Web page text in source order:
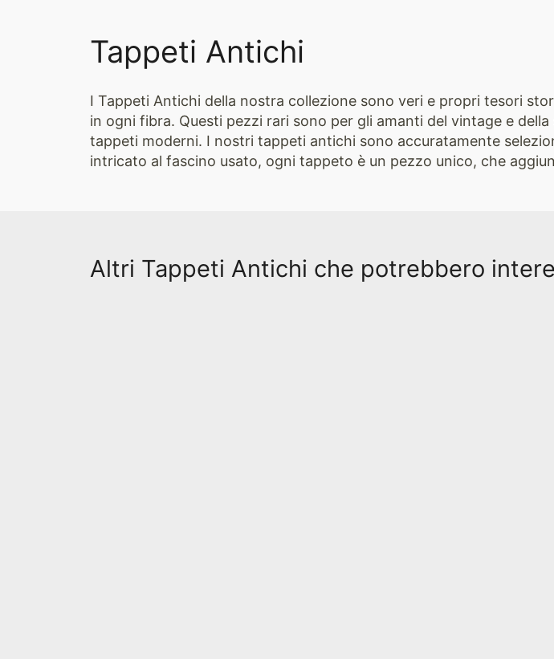
Tappeti Antichi
I Tappeti Antichi della nostra collezione sono veri e propri tesori
in ogni fibra. Questi pezzi rari sono per gli amanti del vintage e
tappeti moderni. I nostri tappeti antichi sono accuratamente
intricato al fascino usato, ogni tappeto è un pezzo unico, che
Altri Tappeti Antichi che potrebbero